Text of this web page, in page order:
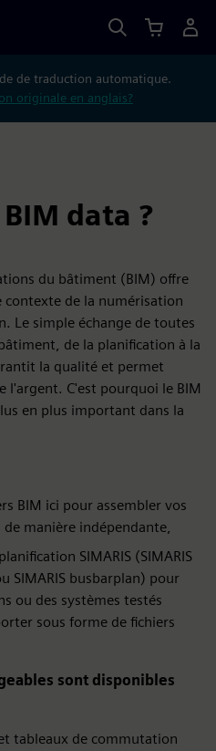
de traduction automatique.
originale en anglais?
data ?
du bâtiment (BIM) offre
contexte de la numérisation
Le simple échange de toutes
de la planification à la
la qualité et permet
l'argent. C'est pourquoi le BIM
en plus important dans la
BIM ici pour assembler vos
manière indépendante,
SIMARIS (SIMARIS
SIMARIS busbarplan) pour
ou des systèmes testés
sous forme de fichiers
sont disponibles
tableaux de commutation